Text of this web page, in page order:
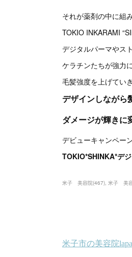
それが薬剤の中に組
TOKIO INKARAMI
デジタルパーマやス
ケラチンたちが強力
毛髪強度を上げてい
デザインしながら
ダメージが輝きに
デビューキャンペー
TOKIO*SHINKA*デ
米子 美容院(467) 米子 美